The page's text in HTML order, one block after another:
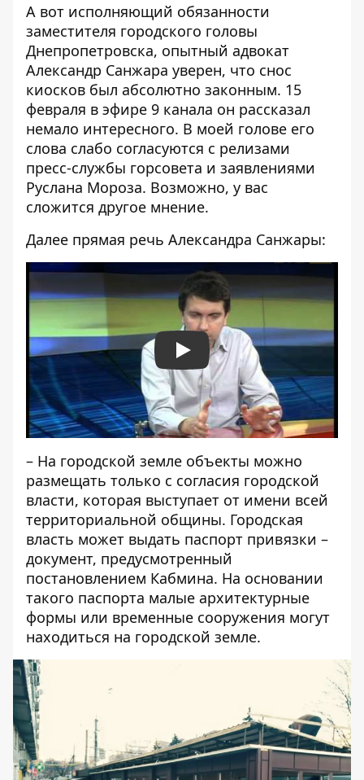
А вот исполняющий обязанности
заместителя городского головы
Днепропетровска, опытный адвокат
Александр Санжара уверен, что снос
киосков был абсолютно законным. 15
февраля в эфире 9 канала он рассказал
немало интересного. В моей голове его
слова слабо согласуются с релизами
пресс-службы горсовета и заявлениями
Руслана Мороза. Возможно, у вас
сложится другое мнение.
Далее прямая речь Александра Санжары:
Play
– На городской земле объекты можно
размещать только с согласия городской
власти, которая выступает от имени всей
территориальной общины. Городская
власть может выдать паспорт привязки –
документ, предусмотренный
постановлением Кабмина. На основании
такого паспорта малые архитектурные
формы или временные сооружения могут
находиться на городской земле.